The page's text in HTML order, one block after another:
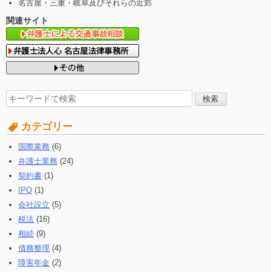
名古屋・三重・岐阜及びそれらの近郊
関連サイト
検
索
す
る:
カテゴリー
国際業務 (6)
弁護士業務 (24)
契約書 (1)
IPO (1)
会社設立 (5)
税法 (16)
相続 (9)
債務整理 (4)
障害年金 (2)